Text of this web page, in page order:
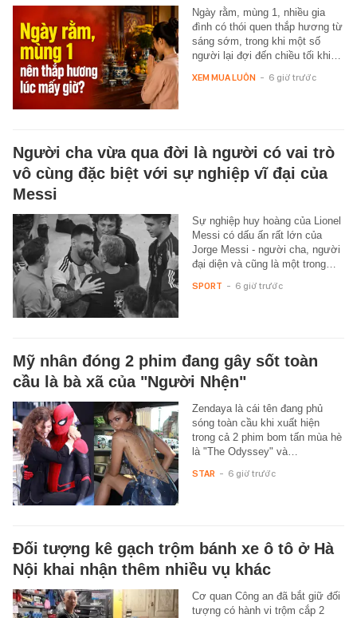
Ngày rằm, mùng 1, nhiều gia
đình có thói quen thắp hương từ
sáng sớm, trong khi một số
người lại đợi đến chiều tối khi…
XEM MUA LUÔN - 6 giờ trước
Người cha vừa qua đời là người có vai trò
vô cùng đặc biệt với sự nghiệp vĩ đại của
Messi
Sự nghiệp huy hoàng của Lionel
Messi có dấu ấn rất lớn của
Jorge Messi - người cha, người
đại diện và cũng là một trong…
SPORT - 6 giờ trước
Mỹ nhân đóng 2 phim đang gây sốt toàn
cầu là bà xã của "Người Nhện"
Zendaya là cái tên đang phủ
sóng toàn cầu khi xuất hiện
trong cả 2 phim bom tấn mùa hè
là "The Odyssey" và…
STAR - 6 giờ trước
Đối tượng kê gạch trộm bánh xe ô tô ở Hà
Nội khai nhận thêm nhiều vụ khác
Cơ quan Công an đã bắt giữ đối
tượng có hành vi trộm cắp 2